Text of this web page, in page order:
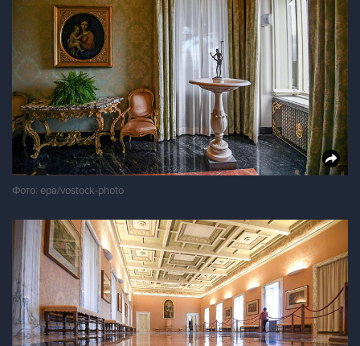
Фото: epa/vostock-photo